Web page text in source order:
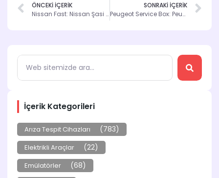
İçerik Kategorileri
Arıza Tespit Cihazları (783)
Elektrikli Araçlar (22)
Emülatörler (68)
ÖNCEKİ İÇERİK
Nissan Fast: Nissan Şasi Sorgulama ve Parça Katalogu Çözümü
SONRAKİ İÇERİK
Peugeot Service Box: Peugeot Şasi Sorgulama İçin En İyi Çözüm